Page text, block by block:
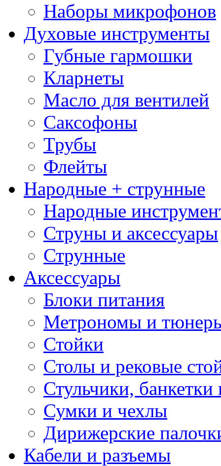
Наборы микрофонов
Духовые инструменты
Губные гармошки
Кларнеты
Масло для вентилей
Саксофоны
Трубы
Флейты
Народные + струнные
Народные
Струны и аксессуары
Струнные
Аксессуары
Блоки питания
Метрономы и
Стойки
Столы и рековые
Стульчики, банкетки
Сумки и чехлы
Дирижерские
Кабели и разъемы